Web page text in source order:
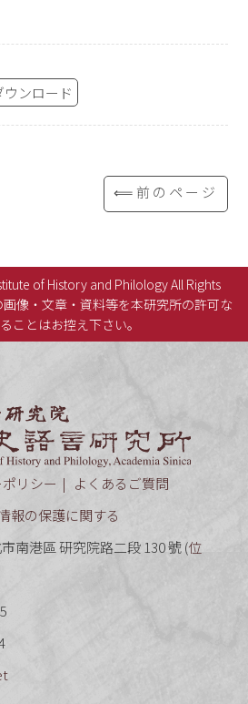
ウンロード
⟸前のページ
of History and Philology All Rights
像・文章・資料等を本研究所の許可な
ことはお控え下さい。
リシー
よくあるご質問
報の保護に関する
南港區 研究院路二段 130 號 (位